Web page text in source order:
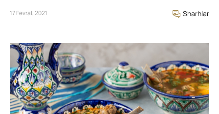
17 Fevral, 2021 Sharhlar